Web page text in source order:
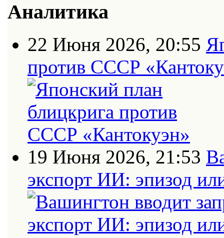
Аналитика
22 Июня 2026, 20:55
против СССР
19 Июня 2026, 21:53
экспорт ИИ: эпизод